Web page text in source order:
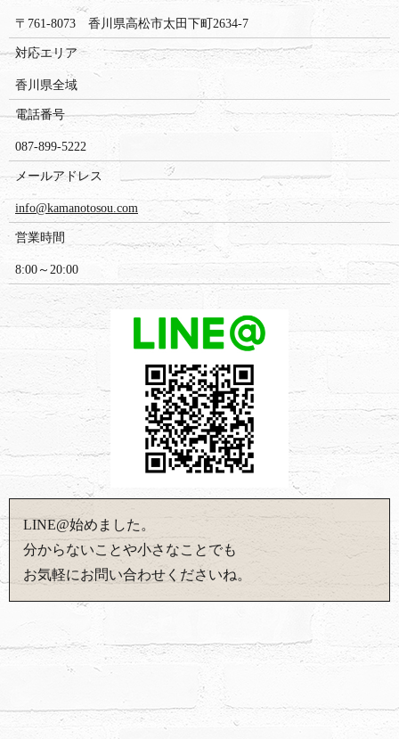
〒761-8073 香川県高松市太田下町2634-7
対応エリア
香川県全域
電話番号
087-899-5222
メールアドレス
info@kamanotosou.com
営業時間
8:00～20:00
LINE@始めました。
分からないことや小さなことでも
お気軽にお問い合わせくださいね。